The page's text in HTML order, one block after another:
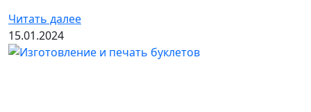
Читать далее
15.01.2024